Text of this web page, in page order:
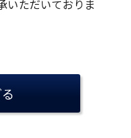
いただいておりま